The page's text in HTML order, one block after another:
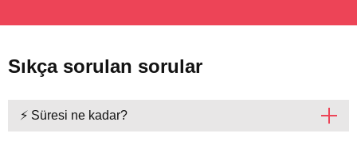
Sıkça sorulan sorular
⚡ Süresi ne kadar?